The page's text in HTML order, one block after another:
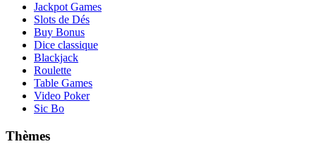
Jackpot Games
Slots de Dés
Buy Bonus
Dice classique
Blackjack
Roulette
Table Games
Video Poker
Sic Bo
Thèmes